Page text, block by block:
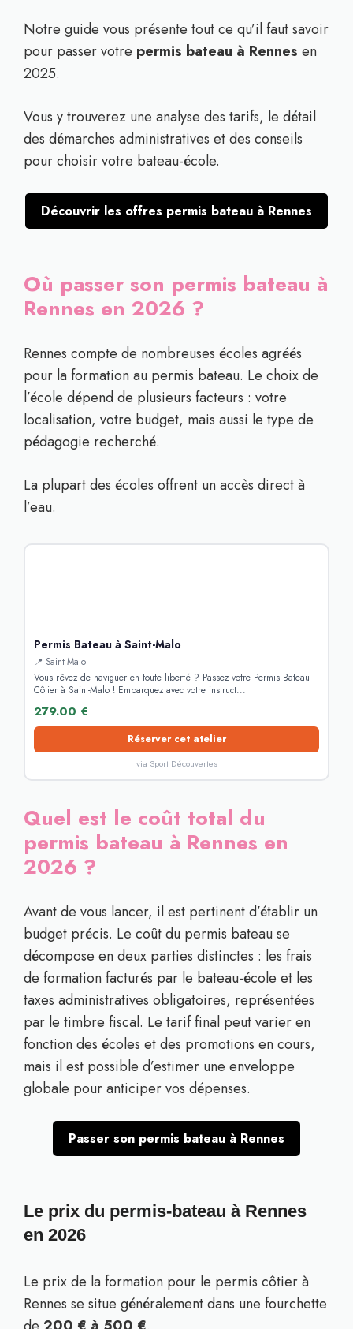
Notre guide vous présente tout ce qu’il faut savoir
pour passer votre permis bateau à Rennes en
2025.
Vous y trouverez une analyse des tarifs, le détail
des démarches administratives et des conseils
pour choisir votre bateau-école.
Découvrir les offres permis bateau à Rennes
Où passer son permis bateau à
Rennes en 2026 ?
Rennes compte de nombreuses écoles agréés
pour la formation au permis bateau. Le choix de
l’école dépend de plusieurs facteurs : votre
localisation, votre budget, mais aussi le type de
pédagogie recherché.
La plupart des écoles offrent un accès direct à
l’eau.
Permis Bateau à Saint-Malo
📍 Saint Malo
Vous rêvez de naviguer en toute liberté ? Passez votre Permis Bateau
Côtier à Saint-Malo ! Embarquez avec votre instruct...
279.00 €
Réserver cet atelier
via Sport Découvertes
Quel est le coût total du
permis bateau à Rennes en
2026 ?
Avant de vous lancer, il est pertinent d’établir un
budget précis. Le coût du permis bateau se
décompose en deux parties distinctes : les frais
de formation facturés par le bateau-école et les
taxes administratives obligatoires, représentées
par le timbre fiscal. Le tarif final peut varier en
fonction des écoles et des promotions en cours,
mais il est possible d’estimer une enveloppe
globale pour anticiper vos dépenses.
Passer son permis bateau à Rennes
Le prix du permis-bateau à Rennes
en 2026
Le prix de la formation pour le permis côtier à
Rennes se situe généralement dans une fourchette